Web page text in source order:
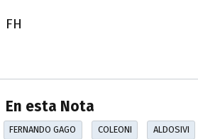
FH
En esta Nota
FERNANDO GAGO COLEONI ALDOSIVI